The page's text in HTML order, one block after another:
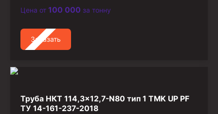
Цена от 100 000 за тонну
Заказать
Труба НКТ 114,3×12,7-N80 тип 1 TMK UP PF
ТУ 14-161-237-2018